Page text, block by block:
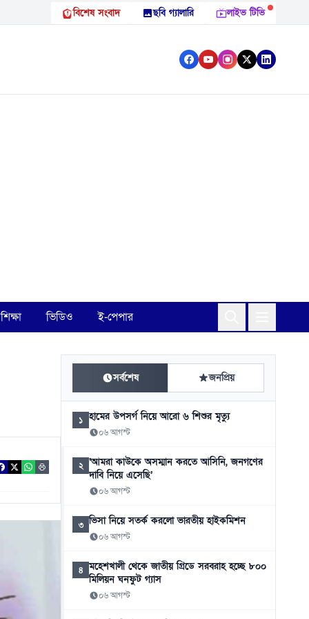
বিশেষ সংবাদ ছবি গ্যালারি লাইভ টিভি
শিক্ষা ভিডিও ই-পেপার
সর্বশেষ জনপ্রিয়
১ হামের উপসর্গ নিয়ে আরো ৬ শিশুর মৃত্যু
০৬ আগস্ট
২ ‘আমরা কাউকে অসম্মান করতে আসিনি, জনগণের
দাবি নিয়ে এসেছি’
০৬ আগস্ট
৩ ভিসা নিয়ে সতর্ক করলো ভারতীয় হাইকমিশন
০৬ আগস্ট
৪ মহেশখালী থেকে জাতীয় গ্রিডে সরবরাহ হচ্ছে ৮০০
মিলিয়ন ঘনফুট গ্যাস
০৬ আগস্ট